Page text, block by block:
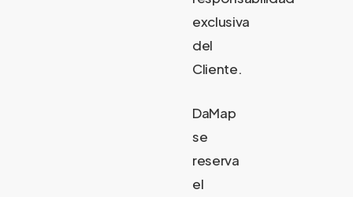
exclusiva
del
Cliente.
DaMap
se
reserva
el